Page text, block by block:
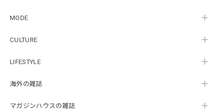
MODE
CULTURE
LIFESTYLE
海外の雑誌
マガジンハウスの雑誌